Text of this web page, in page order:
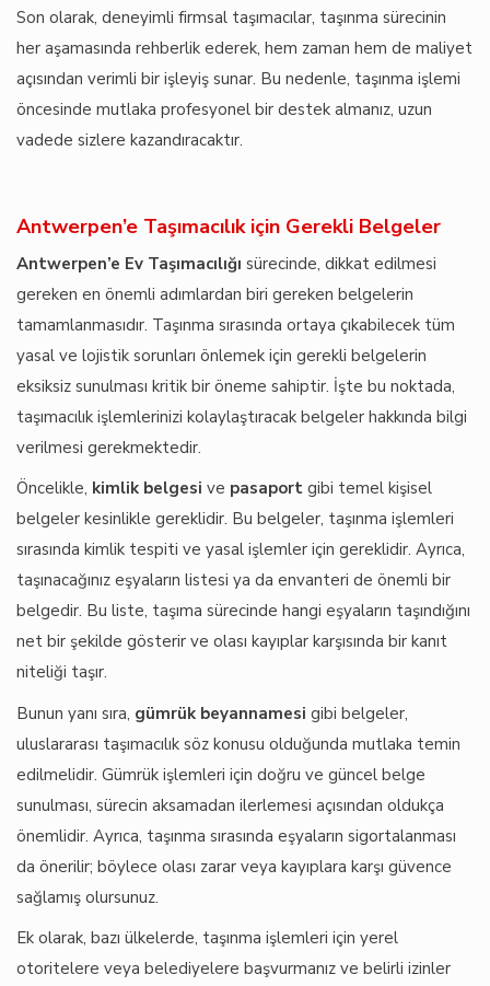
Son olarak, deneyimli firmsal taşımacılar, taşınma sürecinin
her aşamasında rehberlik ederek, hem zaman hem de maliyet
açısından verimli bir işleyiş sunar. Bu nedenle, taşınma işlemi
öncesinde mutlaka profesyonel bir destek almanız, uzun
vadede sizlere kazandıracaktır.
Antwerpen’e Taşımacılık için Gerekli Belgeler
Antwerpen’e Ev Taşımacılığı sürecinde, dikkat edilmesi
gereken en önemli adımlardan biri gereken belgelerin
tamamlanmasıdır. Taşınma sırasında ortaya çıkabilecek tüm
yasal ve lojistik sorunları önlemek için gerekli belgelerin
eksiksiz sunulması kritik bir öneme sahiptir. İşte bu noktada,
taşımacılık işlemlerinizi kolaylaştıracak belgeler hakkında bilgi
verilmesi gerekmektedir.
Öncelikle, kimlik belgesi ve pasaport gibi temel kişisel
belgeler kesinlikle gereklidir. Bu belgeler, taşınma işlemleri
sırasında kimlik tespiti ve yasal işlemler için gereklidir. Ayrıca,
taşınacağınız eşyaların listesi ya da envanteri de önemli bir
belgedir. Bu liste, taşıma sürecinde hangi eşyaların taşındığını
net bir şekilde gösterir ve olası kayıplar karşısında bir kanıt
niteliği taşır.
Bunun yanı sıra, gümrük beyannamesi gibi belgeler,
uluslararası taşımacılık söz konusu olduğunda mutlaka temin
edilmelidir. Gümrük işlemleri için doğru ve güncel belge
sunulması, sürecin aksamadan ilerlemesi açısından oldukça
önemlidir. Ayrıca, taşınma sırasında eşyaların sigortalanması
da önerilir; böylece olası zarar veya kayıplara karşı güvence
sağlamış olursunuz.
Ek olarak, bazı ülkelerde, taşınma işlemleri için yerel
otoritelere veya belediyelere başvurmanız ve belirli izinler